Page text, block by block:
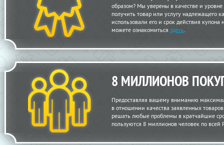
образом? Мы уверены в качестве и
получить товар или услугу надлежащего
использовали его и срок действия
можете ознакомиться здесь.
8 МИЛЛИОНОВ
Предоставляя вашему вниманию
в отношении качества заявленных
решать любые проблемы в кратчайшие
пользуются 8 миллионов человек по